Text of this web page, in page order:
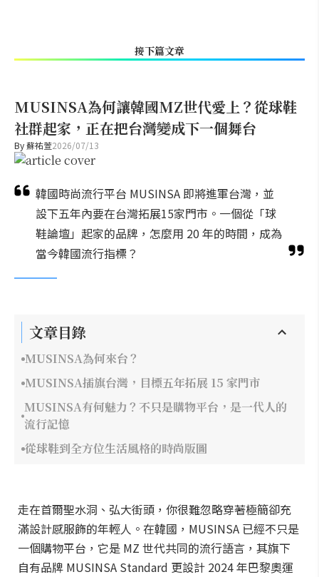
接下篇文章
MUSINSA為何讓韓國MZ世代愛上？從球鞋
社群起家，正在把台灣變成下一個舞台
By蘇祐萱2026/07/13
韓國時尚流行平台 MUSINSA 即將進軍台灣，並
設下五年內要在台灣拓展15家門市。一個從「球
鞋論壇」起家的品牌，怎麼用 20 年的時間，成為
當今韓國流行指標？
文章目錄
MUSINSA為何來台？
MUSINSA插旗台灣，目標五年拓展 15 家門市
MUSINSA有何魅力？不只是購物平台，是一代人的
流行記憶
從球鞋到全方位生活風格的時尚版圖
走在首爾聖水洞、弘大街頭，你很難忽略穿著極簡卻充
滿設計感服飾的年輕人。在韓國，MUSINSA 已經不只是
一個購物平台，它是 MZ 世代共同的流行語言，其旗下
自有品牌 MUSINSA Standard 更設計 2024 年巴黎奧運